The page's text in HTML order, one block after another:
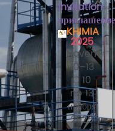
Invitation
приглашение
KHIMIA
2025
10–13
С 10
no 13
ноября
2025